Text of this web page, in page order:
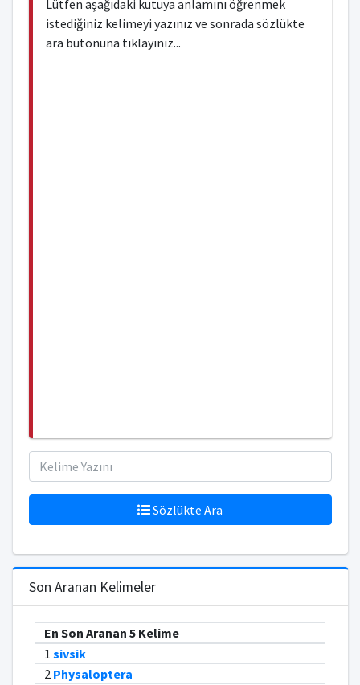
Lütfen aşağıdaki kutuya anlamını öğrenmek
istediğiniz kelimeyi yazınız ve sonrada sözlükte
ara butonuna tıklayınız...
Sözlükte Ara
Son Aranan Kelimeler
En Son Aranan 5 Kelime
1 sivsik
2 Physaloptera